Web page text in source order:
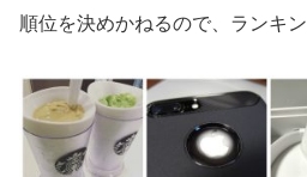
順位を決めかねるので、ランキ